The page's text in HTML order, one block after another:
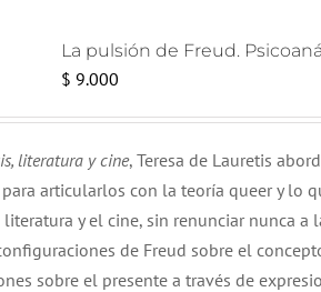
La pulsión de Freud.
$ 9.000
literatura y cine, Teresa de Lauretis
articularlos con la teoría queer y lo
y el cine, sin renunciar nunca a
de Freud sobre el
sobre el presente a través de